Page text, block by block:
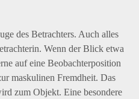
des Betrachters. Auch alles
Wenn der Blick etwa
auf eine Beobachterposition
maskulinen Fremdheit. Das
zum Objekt. Eine besondere